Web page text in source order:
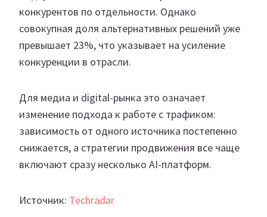
конкурентов по отдельности. Однако
совокупная доля альтернативных решений уже
превышает 23%, что указывает на усиление
конкуренции в отрасли.
Для медиа и digital-рынка это означает
изменение подхода к работе с трафиком:
зависимость от одного источника постепенно
снижается, а стратегии продвижения все чаще
включают сразу несколько AI-платформ.
Источник: Techradar